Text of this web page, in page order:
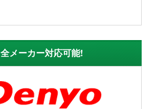
全メーカー対応可能!